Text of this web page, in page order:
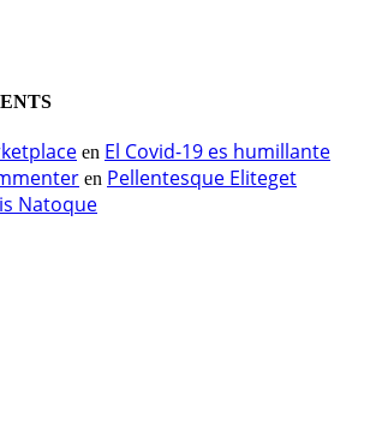
en El Covid-19 es humillante
en Pellentesque Eliteget
Natoque